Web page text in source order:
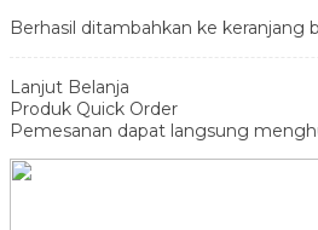
Berhasil ditambahkan ke keranjang
Lanjut Belanja
Produk Quick Order
Pemesanan dapat langsung